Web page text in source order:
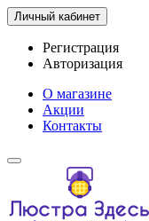
Личный кабинет
Регистрация
Авторизация
О магазине
Акции
Контакты